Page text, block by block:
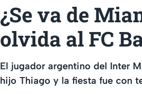
¿Se va de
olvida al FC
El jugador argentino del Inter
hijo Thiago y la fiesta fue con